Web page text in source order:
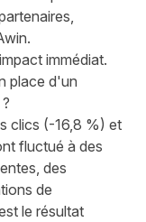
immédiat.
place d'un
clics (-16,8 %) et
fluctué à des
des
de
le résultat